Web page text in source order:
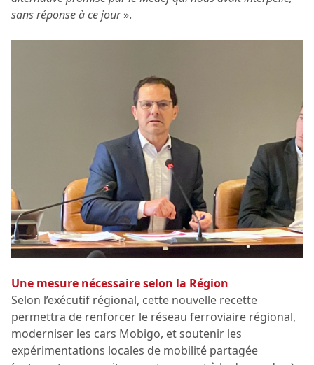
sans réponse à ce jour».
Une mesure nécessaire selon la Région
Selon l’exécutif régional, cette nouvelle recette
permettra de renforcer le réseau ferroviaire régional,
moderniser les cars Mobigo, et soutenir les
expérimentations locales de mobilité partagée